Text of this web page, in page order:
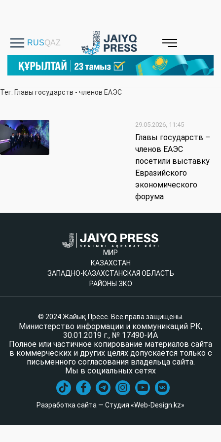
Тег: Главы государств - членов ЕАЭС
29.05.2026, 11:45
Главы государств –
членов ЕАЭС
посетили выставку
Евразийского
экономического
форума
МИР
КАЗАХСТАН
ЗАПАДНО-КАЗАХСТАНСКАЯ ОБЛАСТЬ
РАЙОНЫ ЗКО
© 2024 Жайық Пресс. Все права защищены.
Министерство информации и коммуникаций РК,
30.01.2019 г., № 17490-ИА
Полное или частичное копирование материалов сайта
в коммерческих и других целях допускается только с
письменного согласования владельца сайта.
Мы в социальных сетях
Разработка сайта — Студия «Web-Design.kz»